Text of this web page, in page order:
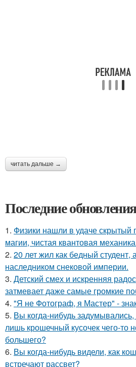
читать дальше →
Последние
1. Физики нашли в удаче скрытый
магии, чистая квантовая
2. 20 лет жил как бедный студент,
наследником снековой империи.
3. Детский смех и искренняя
затмевает даже самые громкие
4. "Я не Фотограф, я Мастер" -
5. Вы когда-нибудь задумывались,
лишь крошечный кусочек чего-то
большего?
6. Вы когда-нибудь видели, как
встречают рассвет?